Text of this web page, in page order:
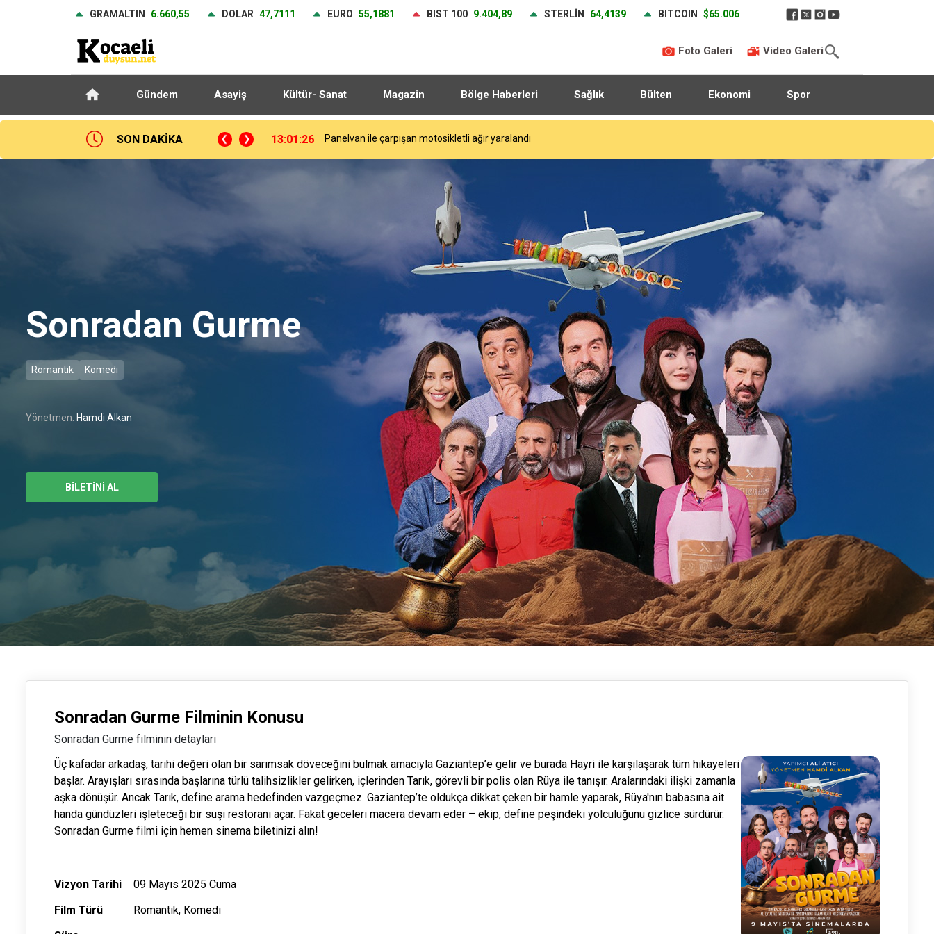
GRAMALTIN 6.660,55 DOLAR 47,7111 EURO 55,1881 BIST 100 9.404,89 STERLİN 64,4139 BITCOIN $65.006
Foto Galeri Video Galeri
Gündem Asayiş Kültür- Sanat Magazin Bölge Haberleri Sağlık Bülten Ekonomi Spor
SON DAKİKA 13:01:26 Panelvan ile çarpışan motosikletli ağır yaralandı
Sonradan Gurme
Romantik Komedi
Yönetmen: Hamdi Alkan
BİLETİNİ AL
Sonradan Gurme Filminin Konusu
Sonradan Gurme filminin detayları
Üç kafadar arkadaş, tarihi değeri olan bir sarımsak döveceğini bulmak amacıyla Gaziantep’e gelir ve burada Hayri ile karşılaşarak tüm hikayeleri
başlar. Arayışları sırasında başlarına türlü talihsizlikler gelirken, içlerinden Tarık, görevli bir polis olan Rüya ile tanışır. Aralarındaki ilişki zamanla
aşka dönüşür. Ancak Tarık, define arama hedefinden vazgeçmez. Gaziantep’te oldukça dikkat çeken bir hamle yaparak, Rüya'nın babasına ait
handa gündüzleri işleteceği bir suşi restoranı açar. Fakat geceleri macera devam eder – ekip, define peşindeki yolculuğunu gizlice sürdürür.
Sonradan Gurme filmi için hemen sinema biletinizi alın!
Vizyon Tarihi
09 Mayıs 2025 Cuma
Film Türü
Romantik, Komedi